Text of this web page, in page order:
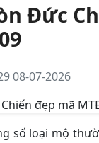
Đức
08-07-2026
số loại mộ